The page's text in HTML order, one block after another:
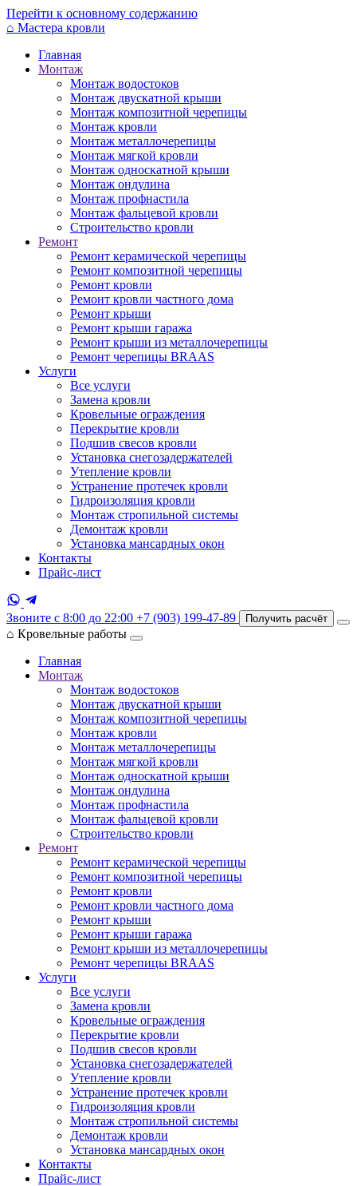
Перейти к основному содержанию
⌂ Мастера кровли
Главная
Монтаж
Монтаж водостоков
Монтаж двускатной крыши
Монтаж композитной черепицы
Монтаж кровли
Монтаж металлочерепицы
Монтаж мягкой кровли
Монтаж односкатной крыши
Монтаж ондулина
Монтаж профнастила
Монтаж фальцевой кровли
Строительство кровли
Ремонт
Ремонт керамической черепицы
Ремонт композитной черепицы
Ремонт кровли
Ремонт кровли частного дома
Ремонт крыши
Ремонт крыши гаража
Ремонт крыши из металлочерепицы
Ремонт черепицы BRAAS
Услуги
Все услуги
Замена кровли
Кровельные ограждения
Перекрытие кровли
Подшив свесов кровли
Установка снегозадержателей
Утепление кровли
Устранение протечек кровли
Гидроизоляция кровли
Монтаж стропильной системы
Демонтаж кровли
Установка мансардных окон
Контакты
Прайс-лист
Звоните с 8:00 до 22:00 +7 (903) 199-47-89 Получить расчёт
⌂ Кровельные работы
Главная
Монтаж
Монтаж водостоков
Монтаж двускатной крыши
Монтаж композитной черепицы
Монтаж кровли
Монтаж металлочерепицы
Монтаж мягкой кровли
Монтаж односкатной крыши
Монтаж ондулина
Монтаж профнастила
Монтаж фальцевой кровли
Строительство кровли
Ремонт
Ремонт керамической черепицы
Ремонт композитной черепицы
Ремонт кровли
Ремонт кровли частного дома
Ремонт крыши
Ремонт крыши гаража
Ремонт крыши из металлочерепицы
Ремонт черепицы BRAAS
Услуги
Все услуги
Замена кровли
Кровельные ограждения
Перекрытие кровли
Подшив свесов кровли
Установка снегозадержателей
Утепление кровли
Устранение протечек кровли
Гидроизоляция кровли
Монтаж стропильной системы
Демонтаж кровли
Установка мансардных окон
Контакты
Прайс-лист